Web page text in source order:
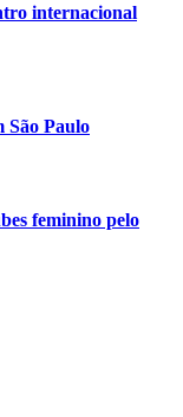
internacional
São Paulo
feminino pelo